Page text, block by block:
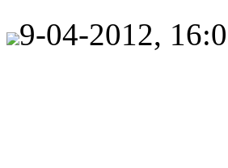
9-04-2012,